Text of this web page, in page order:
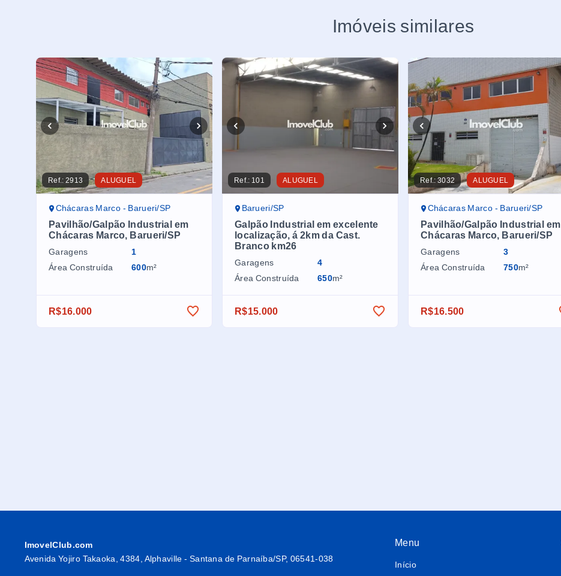
Imóveis similares
Ref.:2913 ALUGUEL
Chácaras Marco - Barueri/SP
Pavilhão/Galpão Industrial em
Chácaras Marco, Barueri/SP
Garagens
1
Área Construída
600m²
R$16.000
Ref.: 101 ALUGUEL
Barueri/SP
Galpão Industrial em excelente
localização, á 2km da Cast.
Branco km26
Garagens
4
Área Construída
650m²
R$15.000
Ref.:3032 ALUGUEL
Chácaras Marco - Barueri/SP
Pavilhão/Galpão Industrial em
Chácaras Marco, Barueri/SP
Garagens
3
Área Construída
750m²
R$16.500
ImovelClub.com
Avenida Yojiro Takaoka, 4384, Alphaville - Santana de Parnaíba/SP, 06541-038
Menu
Início